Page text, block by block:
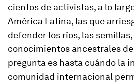
cientos de activistas, a lo
América Latina, las que
defender los ríos, las
conocimientos ancestrales de
pregunta es hasta cuándo la
comunidad internacional